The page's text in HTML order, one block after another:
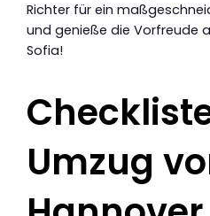
Richter für ein
und genieße die Vorfreude
Sofia!
Umzug